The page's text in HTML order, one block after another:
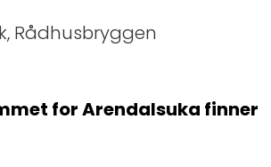
Rådhusbryggen
for Arendalsuka finner